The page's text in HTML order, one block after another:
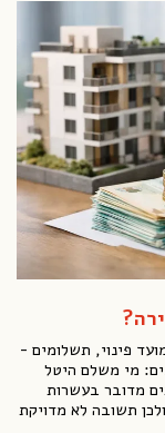
פינוי, תשלומים -
מי משלם היטל
מדובר בעשרות
תשובה לא מדויקת